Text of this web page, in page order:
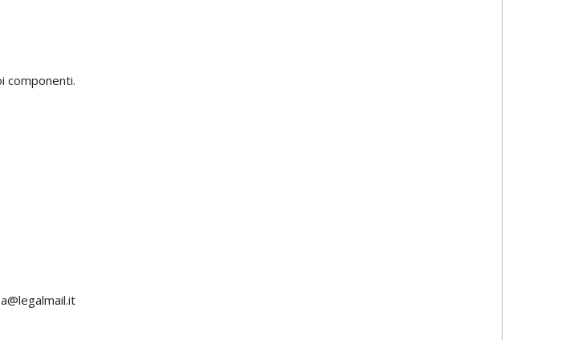
componenti.